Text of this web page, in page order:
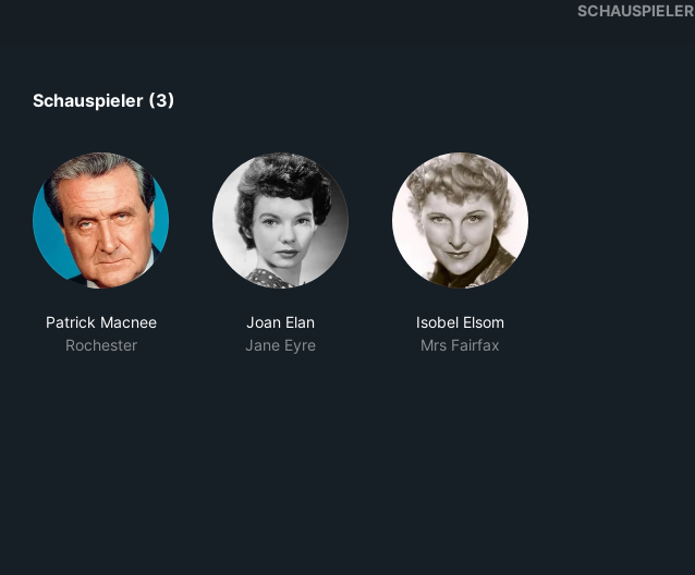
SCHAUSPIELER
Schauspieler (3)
Patrick Macnee
Rochester
Joan Elan
Jane Eyre
Isobel Elsom
Mrs Fairfax